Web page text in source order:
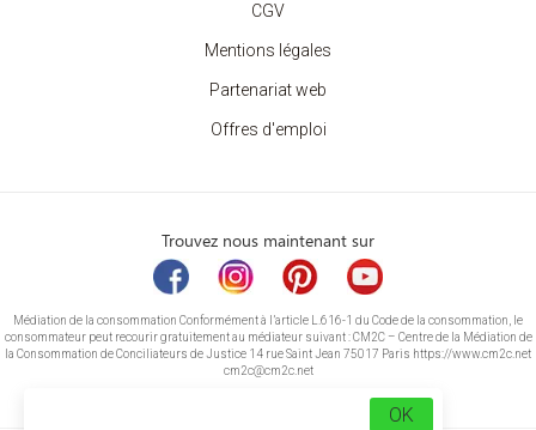
CGV
Mentions légales
Partenariat web
Offres d'emploi
Trouvez nous maintenant sur
Médiation de la consommation Conformément à l’article L.616-1 du Code de la consommation, le
consommateur peut recourir gratuitement au médiateur suivant : CM2C – Centre de la Médiation de
la Consommation de Conciliateurs de Justice 14 rue Saint Jean 75017 Paris https://www.cm2c.net
cm2c@cm2c.net
OK